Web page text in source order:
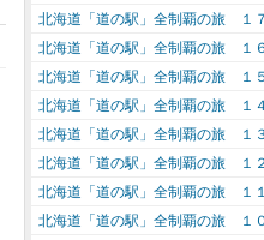
北海道「道の駅」全制覇の旅 １
北海道「道の駅」全制覇の旅 １
北海道「道の駅」全制覇の旅 １
北海道「道の駅」全制覇の旅 １
北海道「道の駅」全制覇の旅 １
北海道「道の駅」全制覇の旅 １
北海道「道の駅」全制覇の旅 １
北海道「道の駅」全制覇の旅 １